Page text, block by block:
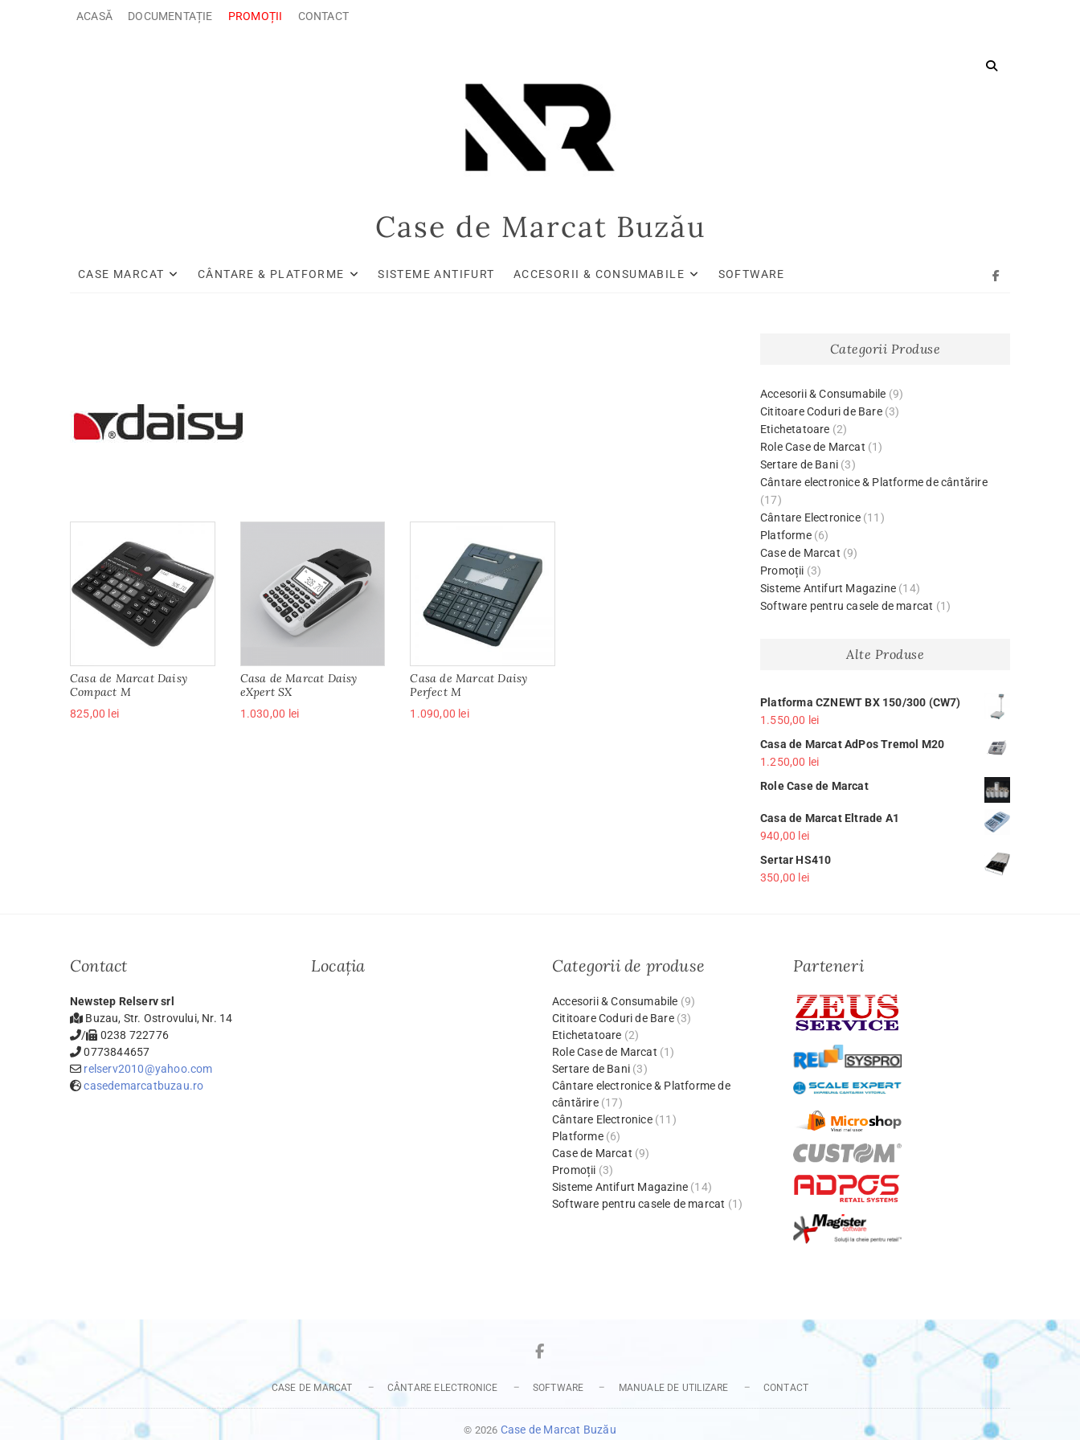
ACASĂ DOCUMENTAȚIE PROMOȚII CONTACT
Case de Marcat Buzău
Facebook
CASE MARCAT CÂNTARE & PLATFORME SISTEME ANTIFURT ACCESORII & CONSUMABILE SOFTWARE
Casa de Marcat Daisy
Compact M
825,00 lei
Casa de Marcat Daisy
eXpert SX
1.030,00 lei
Casa de Marcat Daisy
Perfect M
1.090,00 lei
Categorii Produse
Accesorii & Consumabile (9)
Cititoare Coduri de Bare (3)
Etichetatoare (2)
Role Case de Marcat (1)
Sertare de Bani (3)
Cântare electronice & Platforme de cântărire
(17)
Cântare Electronice (11)
Platforme (6)
Case de Marcat (9)
Promoții (3)
Sisteme Antifurt Magazine (14)
Software pentru casele de marcat (1)
Alte Produse
Platforma CZNEWT BX 150/300 (CW7)
1.550,00 lei
Casa de Marcat AdPos Tremol M20
1.250,00 lei
Role Case de Marcat
Casa de Marcat Eltrade A1
940,00 lei
Sertar HS410
350,00 lei
Contact
Newstep Relserv srl
Buzau, Str. Ostrovului, Nr. 14
/
0238 722776
0773844657
relserv2010@yahoo.com
casedemarcatbuzau.ro
Locația Categorii de produse
Accesorii & Consumabile (9)
Cititoare Coduri de Bare (3)
Etichetatoare (2)
Role Case de Marcat (1)
Sertare de Bani (3)
Cântare electronice & Platforme de
cântărire (17)
Cântare Electronice (11)
Platforme (6)
Case de Marcat (9)
Promoții (3)
Sisteme Antifurt Magazine (14)
Software pentru casele de marcat (1)
Parteneri
Facebook
CASE DE MARCAT CÂNTARE ELECTRONICE SOFTWARE MANUALE DE UTILIZARE CONTACT
© 2026 Case de Marcat Buzău